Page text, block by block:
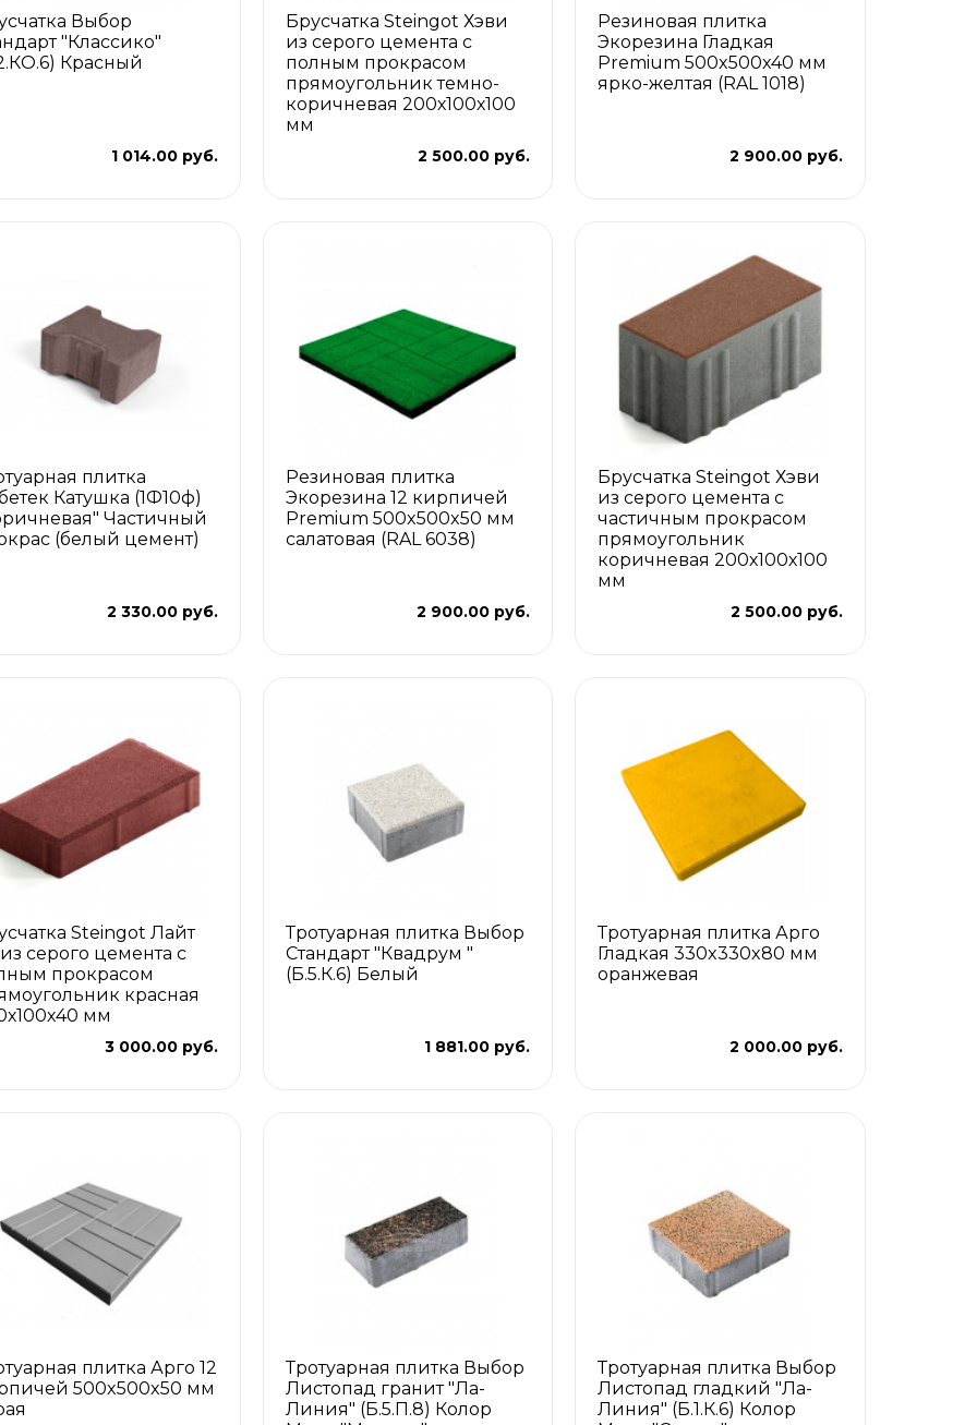
Выбор
"Классико"
Красный
1 014.00 руб.
Брусчатка Steingot Хэви
из серого цемента с
полным прокрасом
прямоугольник темно-
коричневая 200х100х100
мм
2 500.00 руб.
Резиновая плитка
Экорезина Гладкая
Premium 500x500x40 мм
ярко-желтая (RAL 1018)
2 900.00 руб.
плитка
Катушка (1Ф10ф)
Частичный
(белый цемент)
2 330.00 руб.
Резиновая плитка
Экорезина 12 кирпичей
Premium 500x500x50 мм
салатовая (RAL 6038)
2 900.00 руб.
Брусчатка Steingot Хэви
из серого цемента с
частичным прокрасом
прямоугольник
коричневая 200х100х100
мм
2 500.00 руб.
Steingot Лайт
серого цемента с
прокрасом
красная
мм
3 000.00 руб.
Тротуарная плитка Выбор
Стандарт "Квадрум "
(Б.5.К.6) Белый
1 881.00 руб.
Тротуарная плитка Арго
Гладкая 330x330x80 мм
оранжевая
2 000.00 руб.
плитка Арго 12
500x500x50 мм
Тротуарная плитка Выбор
Листопад гранит "Ла-
Линия" (Б.5.П.8) Колор
Тротуарная плитка Выбор
Листопад гладкий "Ла-
Линия" (Б.1.К.6) Колор